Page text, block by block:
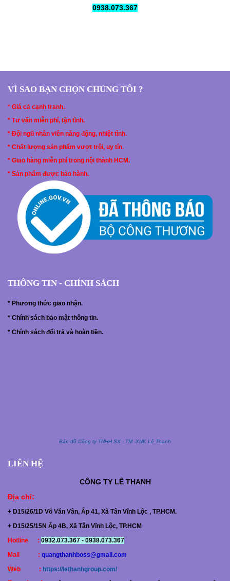
0938.073.367
VÌ SAO BẠN CHỌN CHÚNG TÔI ?
* Giá cả cạnh tranh.
* Tư vấn miễn phí, tận tình.
* Đội ngũ nhân viên năng động, nhiệt tình.
* Chất lượng sản phẩm vượt trội, uy tín.
* Giao hàng miễn phí trong nội thành HCM.
* Sản phẩm được bảo hành.
THÔNG TIN - CHÍNH SÁCH
* Phương thức giao nhận.
* Chính sách bảo mật thông tin.
* Chính sách đổi trả và hoàn tiền.
Bản đồ Công ty TNHH SX - TM -XNK Lê Thanh
LIÊN HỆ
CÔNG TY LÊ THANH
Địa chỉ:
+ D15/26/1D Võ Văn Vân, Ấp 41, Xã Tân Vĩnh Lộc , TP.HCM.
+ D15/25/15N Ấp 4B, Xã Tân Vĩnh Lộc, TP.HCM
Hotline : 0932.073.367 - 0938.073.367
Mail : quangthanhboss@gmail.com
Web : https://lethanhgroup.com/